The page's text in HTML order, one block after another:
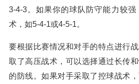
3-4-3。如果你的球队防守能力较
术，如5-4-1或4-5-1。
要根据比赛情况和对手的特点进行
取了高压战术，可以选择通过长传
的防线。如果对手采取了控球战术